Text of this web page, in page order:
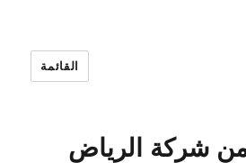
القائمة
شركة الرياض